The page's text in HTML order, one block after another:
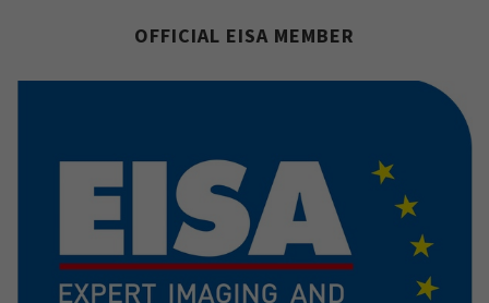
OFFICIAL EISA MEMBER